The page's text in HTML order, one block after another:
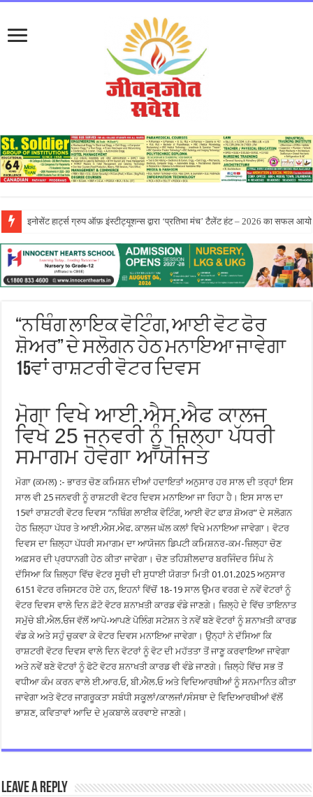
सीटी ग्रुप ने पांच दिवसीय आरंभ 2026 कार्येक्रम का भव्य समापन किया
“ਨਥਿੰਗ ਲਾਇਕ ਵੋਟਿੰਗ, ਆਈ ਵੋਟ ਫੋਰ
ਸ਼ੋਅਰ” ਦੇ ਸਲੋਗਨ ਹੇਠ ਮਨਾਇਆ ਜਾਵੇਗਾ
15ਵਾਂ ਰਾਸ਼ਟਰੀ ਵੋਟਰ ਦਿਵਸ
ਮੋਗਾ ਵਿਖੇ ਆਈ.ਐਸ.ਐਫ ਕਾਲਜ
ਵਿਖੇ 25 ਜਨਵਰੀ ਨੂੰ ਜ਼ਿਲ੍ਹਾ ਪੱਧਰੀ
ਸਮਾਗਮ ਹੋਵੇਗਾ ਆਯੋਜਿਤ
ਮੋਗਾ (ਕਮਲ) :- ਭਾਰਤ ਚੋਣ ਕਮਿਸ਼ਨ ਦੀਆਂ ਹਦਾਇਤਾਂ ਅਨੁਸਾਰ ਹਰ ਸਾਲ ਦੀ ਤਰ੍ਹਾਂ ਇਸ
ਸਾਲ ਵੀ 25 ਜਨਵਰੀ ਨੂੰ ਰਾਸ਼ਟਰੀ ਵੋਟਰ ਦਿਵਸ ਮਨਾਇਆ ਜਾ ਰਿਹਾ ਹੈ। ਇਸ ਸਾਲ ਦਾ
15ਵਾਂ ਰਾਸ਼ਟਰੀ ਵੋਟਰ ਦਿਵਸ ”ਨਥਿੰਗ ਲਾਈਕ ਵੋਟਿੰਗ, ਆਈ ਵੋਟ ਫਾਰ਼ ਸ਼ੋਅਰ” ਦੇ ਸਲੋਗਨ
ਹੇਠ ਜ਼ਿਲ੍ਹਾ ਪੱਧਰ ਤੇ ਆਈ.ਐਸ.ਐਫ. ਕਾਲਜ ਘੱਲ ਕਲਾਂ ਵਿਖੇ ਮਨਾਇਆ ਜਾਵੇਗਾ। ਵੋਟਰ
ਦਿਵਸ ਦਾ ਜ਼ਿਲ੍ਹਾ ਪੱਧਰੀ ਸਮਾਗਮ ਦਾ ਆਯੋਜਨ ਡਿਪਟੀ ਕਮਿਸ਼ਨਰ-ਕਮ-ਜ਼ਿਲ੍ਹਾ ਚੋਣ
ਅਫ਼ਸਰ ਦੀ ਪ੍ਰਧਾਨਗੀ ਹੇਠ ਕੀਤਾ ਜਾਵੇਗਾ। ਚੋਣ ਤਹਿਸ਼ੀਲਦਾਰ ਬਰਜਿੰਦਰ ਸਿੰਘ ਨੇ
ਦੱਸਿਆ ਕਿ ਜ਼ਿਲ੍ਹਾ ਵਿੱਚ ਵੋਟਰ ਸੂਚੀ ਦੀ ਸੁਧਾਈ ਯੋਗਤਾ ਮਿਤੀ 01.01.2025 ਅਨੁਸਾਰ
6151 ਵੋਟਰ ਰਜਿਸਟਰ ਹੋਏ ਹਨ, ਇਹਨਾਂ ਵਿੱਚੋਂ 18-19 ਸਾਲ ਉਮਰ ਵਰਗ ਦੇ ਨਵੇਂ ਵੋਟਰਾਂ ਨੂੰ
ਵੋਟਰ ਦਿਵਸ ਵਾਲੇ ਦਿਨ ਫ਼ੋਟੋ ਵੋਟਰ ਸ਼ਨਾਖ਼ਤੀ ਕਾਰਡ ਵੰਡੇ ਜਾਣਗੇ। ਜ਼ਿਲ੍ਹੇ ਦੇ ਵਿੱਚ ਤਾਇਨਾਤ
ਸਮੁੱਚੇ ਬੀ.ਐਲ.ਓਜ ਵੱਲੋਂ ਆਪੋ-ਆਪਣੇ ਪੋਲਿੰਗ ਸਟੇਸ਼ਨ ਤੇ ਨਵੇਂ ਬਣੇ ਵੋਟਰਾਂ ਨੂੰ ਸ਼ਨਾਖ਼ਤੀ ਕਾਰਡ
ਵੰਡ ਕੇ ਅਤੇ ਸਹੁੰ ਚੁਕਵਾ ਕੇ ਵੋਟਰ ਦਿਵਸ ਮਨਾਇਆ ਜਾਵੇਗਾ। ਉਨ੍ਹਾਂ ਨੇ ਦੱਸਿਆ ਕਿ
ਰਾਸ਼ਟਰੀ ਵੋਟਰ ਦਿਵਸ ਵਾਲੇ ਦਿਨ ਵੋਟਰਾਂ ਨੂੰ ਵੋਟ ਦੀ ਮਹੱਤਤਾ ਤੋਂ ਜਾਣੂ ਕਰਵਾਇਆ ਜਾਵੇਗਾ
ਅਤੇ ਨਵੇਂ ਬਣੇ ਵੋਟਰਾਂ ਨੂੰ ਫੋਟੋ ਵੋਟਰ ਸ਼ਨਾਖਤੀ ਕਾਰਡ ਵੀ ਵੰਡੇ ਜਾਣਗੇ। ਜ਼ਿਲ੍ਹੇ ਵਿੱਚ ਸਭ ਤੋਂ
ਵਧੀਆ ਕੰਮ ਕਰਨ ਵਾਲੇ ਈ.ਆਰ.ਓ, ਬੀ.ਐਲ.ਓ ਅਤੇ ਵਿਦਿਆਰਥੀਆਂ ਨੂੰ ਸਨਮਾਨਿਤ ਕੀਤਾ
ਜਾਵੇਗਾ ਅਤੇ ਵੋਟਰ ਜਾਗਰੂਕਤਾ ਸਬੰਧੀ ਸਕੂਲਾਂ/ਕਾਲਜਾਂ/ਸੰਸਥਾ ਦੇ ਵਿਦਿਆਰਥੀਆਂ ਵੱਲੋਂ
ਭਾਸ਼ਣ, ਕਵਿਤਾਵਾਂ ਆਦਿ ਦੇ ਮੁਕਬਾਲੇ ਕਰਵਾਏ ਜਾਣਗੇ।
Leave a Reply